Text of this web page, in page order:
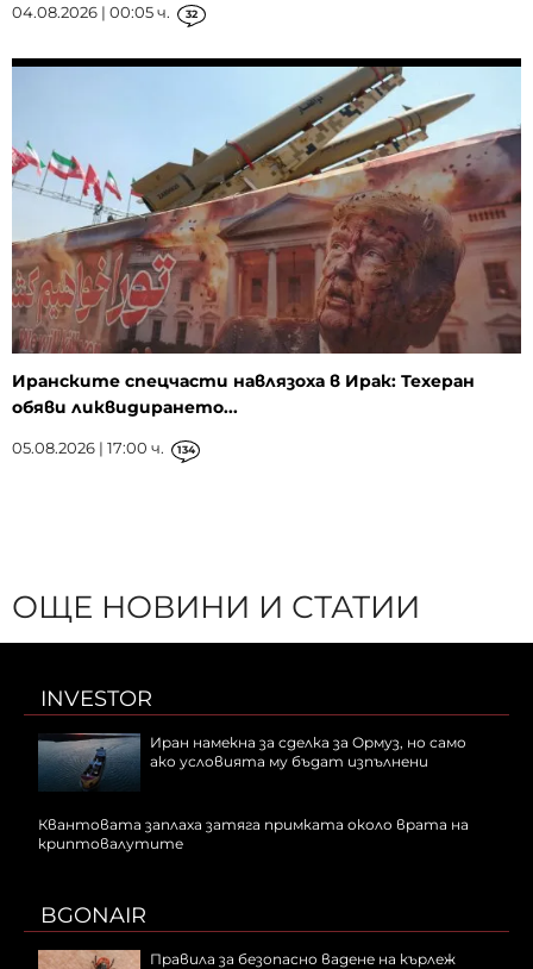
04.08.2026 | 00:05 ч. 32
Иранските спецчасти навлязоха в Ирак: Техеран
обяви ликвидирането...
05.08.2026 | 17:00 ч. 134
ОЩЕ НОВИНИ И СТАТИИ
INVESTOR
Иран намекна за сделка за Ормуз, но само
ако условията му бъдат изпълнени
Квантовата заплаха затяга примката около врата на
криптовалутите
BGONAIR
Правила за безопасно вадене на кърлеж